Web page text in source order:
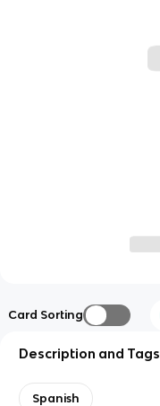
Card Sorting
Description and Tags
Spanish